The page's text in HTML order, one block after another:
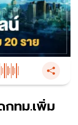
กทม.เพิ่ม